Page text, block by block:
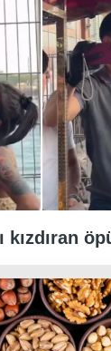
kızdıran